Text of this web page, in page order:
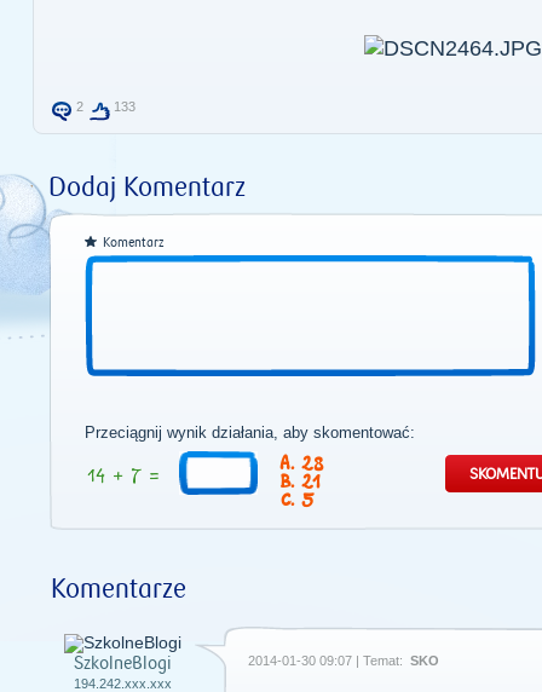
2 133
Dodaj Komentarz
Komentarz
Przeciągnij wynik działania, aby skomentować:
28
21
5
Komentarze
SzkolneBlogi
194.242.xxx.xxx
2014-01-30 09:07 | Temat: SKO